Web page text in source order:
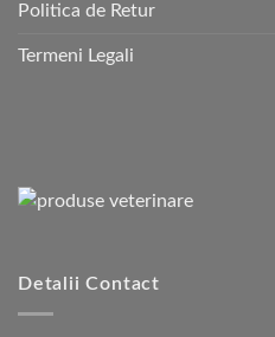
Politica de Retur
Termeni Legali
Detalii Contact